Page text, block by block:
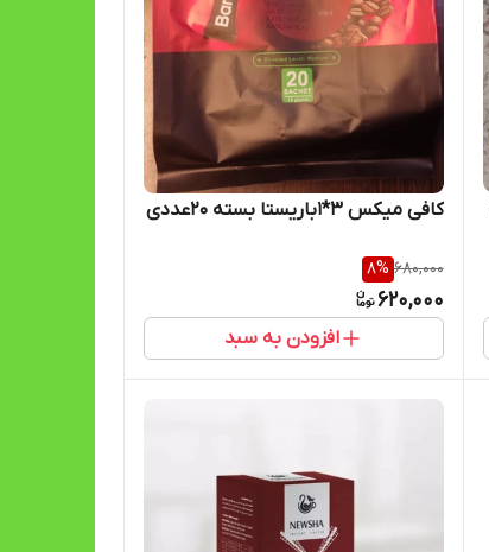
کافی میکس 3*1باریستا بسته 20عددی
680,000
8%
620,000
افزودن به سبد